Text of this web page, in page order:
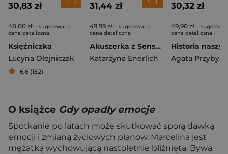
30,83 zł
48,00 zł - sugerowana
cena detaliczna
Księżniczka
Lucyna Olejniczak
6,6 (152)
31,44 zł
49,99 zł - sugerowana
cena detaliczna
Akuszerka z Sensburga
Katarzyna Enerlich
30,32 zł
49,90 zł -
cena detaliczna
Agata
O książce Gdy opadły emocje
Spotkanie po latach może skutkować sporą dawką
emocji i zmianą życiowych planów. Marcelina jest
mężatką wychowującą nastoletnie bliźnięta. Bywa